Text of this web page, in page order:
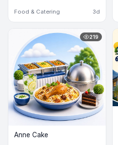
Food & Catering 3d
219
Anne Cake